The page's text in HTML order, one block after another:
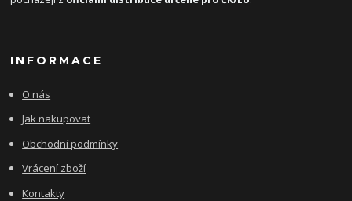
INFORMACE
O nás
Jak nakupovat
Obchodní podmínky
Vrácení zboží
Kontakty